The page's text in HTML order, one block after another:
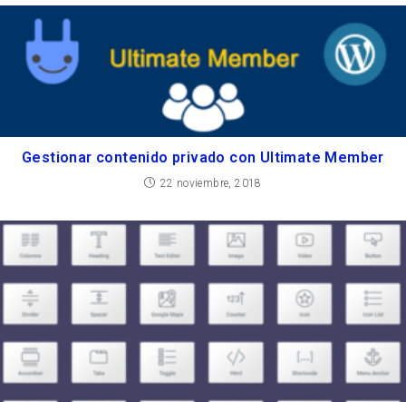
Gestionar contenido privado con Ultimate Member
22 noviembre, 2018